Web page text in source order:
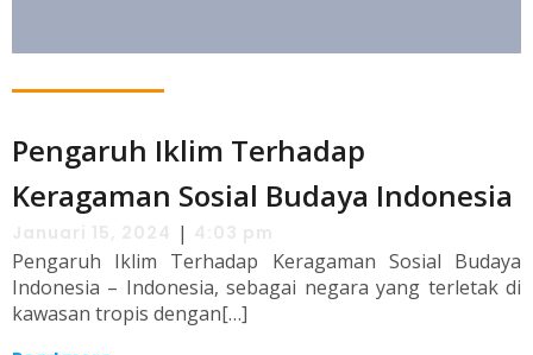
Pengaruh Iklim Terhadap
Keragaman Sosial Budaya Indonesia
|
Pengaruh Iklim Terhadap Keragaman Sosial Budaya
Indonesia – Indonesia, sebagai negara yang terletak di
kawasan tropis dengan[…]